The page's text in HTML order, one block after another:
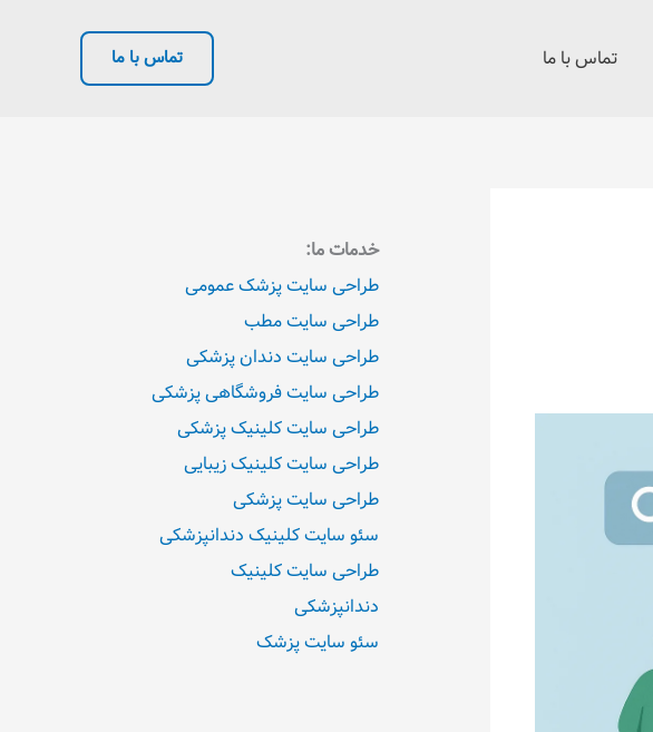
تماس با ما تماس با ما
خدمات ما:
طراحی سایت پزشک عمومی
طراحی سایت مطب
طراحی سایت دندان پزشکی
طراحی سایت فروشگاهی پزشکی
طراحی سایت کلینیک پزشکی
طراحی سایت کلینیک زیبایی
طراحی سایت پزشکی
سئو سایت کلینیک دندانپزشکی
طراحی سایت کلینیک
دندانپزشکی
سئو سایت پزشک